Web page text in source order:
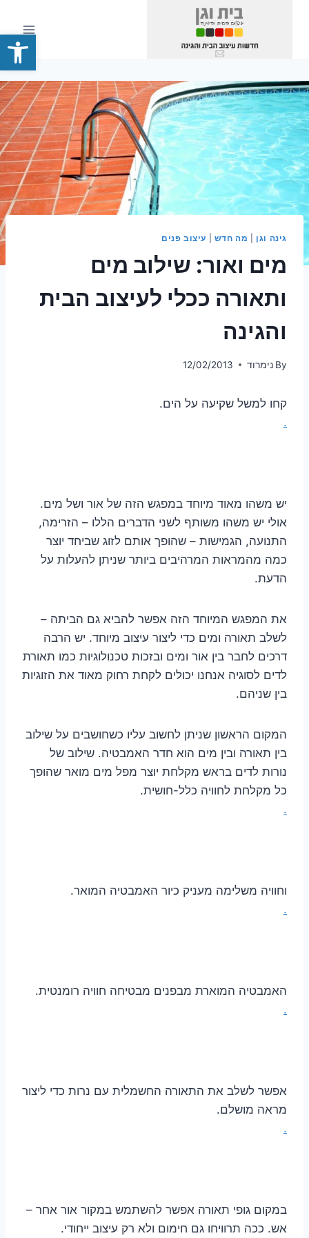
פתח
גינה וגן מה חדש עיצוב פנים
מים ואור: שילוב מים
ותאורה ככלי לעיצוב הבית
והגינה
By נימרוד 12/02/2013
קחו למשל שקיעה על הים.
.
יש משהו מאוד מיוחד במפגש הזה של אור ושל מים.
אולי יש משהו משותף לשני הדברים הללו – הזרימה,
התנועה, הגמישות – שהופך אותם לזוג שביחד יוצר
כמה מהמראות המרהיבים ביותר שניתן להעלות על
הדעת.
את המפגש המיוחד הזה אפשר להביא גם הביתה –
לשלב תאורה ומים כדי ליצור עיצוב מיוחד. יש הרבה
דרכים לחבר בין אור ומים ובזכות טכנולוגיות כמו תאורת
לדים לסוגיה אנחנו יכולים לקחת רחוק מאוד את הזוגיות
בין שניהם.
המקום הראשון שניתן לחשוב עליו כשחושבים על שילוב
בין תאורה ובין מים הוא חדר האמבטיה. שילוב של
נורות לדים בראש מקלחת יוצר מפל מים מואר שהופך
כל מקלחת לחוויה כלל-חושית.
.
וחוויה משלימה מעניק כיור האמבטיה המואר.
.
האמבטיה המוארת מבפנים מבטיחה חוויה רומנטית.
.
אפשר לשלב את התאורה החשמלית עם נרות כדי ליצור
מראה מושלם.
.
במקום גופי תאורה אפשר להשתמש במקור אור אחר –
אש. ככה תרוויחו גם חימום ולא רק עיצוב ייחודי.